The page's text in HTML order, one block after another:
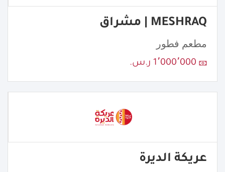
MESHRAQ | مشراق
مطعم فطور
1٬000٬000 ر.س.
عريكة الديرة